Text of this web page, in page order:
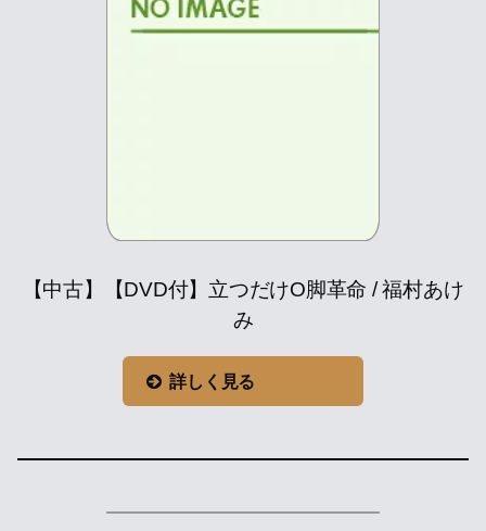
【中古】【DVD付】立つだけO脚革命 / 福村あけ
み
詳しく見る